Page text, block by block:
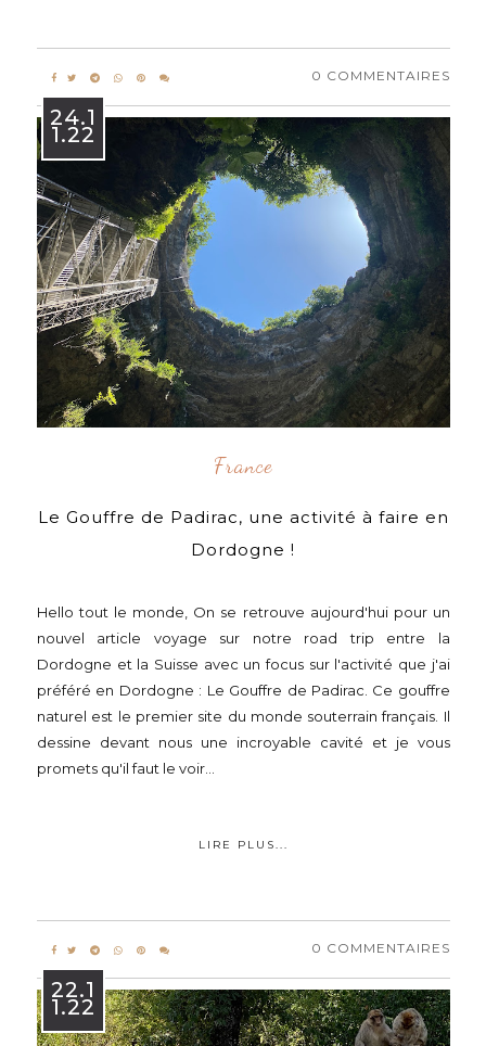
0 COMMENTAIRES
24.1
1.22
France
Le Gouffre de Padirac, une activité à faire en
Dordogne !
Hello tout le monde, On se retrouve aujourd'hui pour un
nouvel article voyage sur notre road trip entre la
Dordogne et la Suisse avec un focus sur l'activité que j'ai
préféré en Dordogne : Le Gouffre de Padirac. Ce gouffre
naturel est le premier site du monde souterrain français. Il
dessine devant nous une incroyable cavité et je vous
promets qu'il faut le voir...
LIRE PLUS...
0 COMMENTAIRES
22.1
1.22